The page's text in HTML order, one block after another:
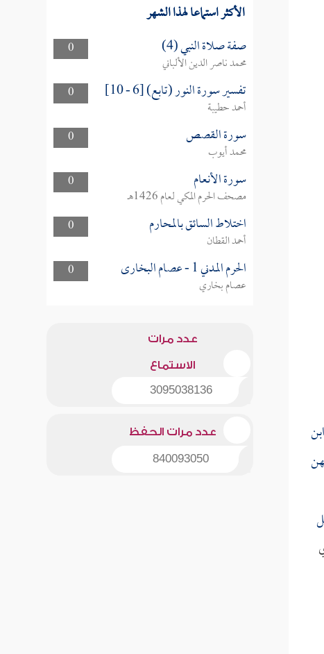
ابن
الأكثر استماعا لهذا الشهر
0 صفة صلاة النبي (4)
محمد ناصر الدين الألباني
0
تفسير سورة النور (تابع) [6 - 10]
أحمد حطيبة
0
سورة القصص
محمد أيوب
0
سورة الأنعام
مصحف الحرم المكي لعام 1426هـ
0
اختلاط السائق بالمحارم
أحمد القطان
0
الحرم المدني 1 - عصام البخارى
عصام بخاري
عدد مرات
الاستماع
3095038136
عدد مرات الحفظ
840093050